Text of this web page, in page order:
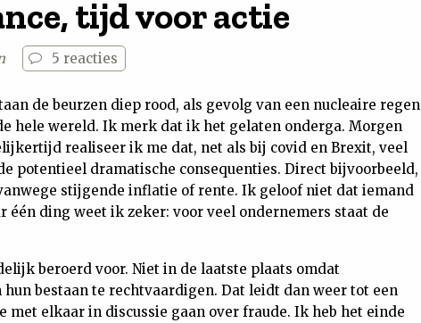
tijd voor actie
5 reacties
de beurzen diep rood, als gevolg van een nucleaire regen
hele wereld. Ik merk dat ik het gelaten onderga. Morgen
realiseer ik me dat, net als bij covid en Brexit, veel
potentieel dramatische consequenties. Direct bijvoorbeeld,
stijgende inflatie of rente. Ik geloof niet dat iemand
één ding weet ik zeker: voor veel ondernemers staat de
beroerd voor. Niet in de laatste plaats omdat
bestaan te rechtvaardigen. Dat leidt dan weer tot een
met elkaar in discussie gaan over fraude. Ik heb het einde